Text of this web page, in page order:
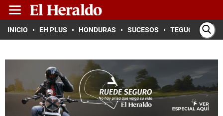
INICIO EH PLUS HONDURAS SUCESOS TEGUCIGALPA